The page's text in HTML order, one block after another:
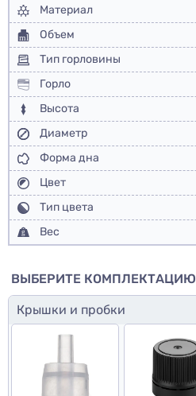
Материал
Объем
Тип горловины
Горло
Высота
Диаметр
Форма дна
Цвет
Тип цвета
Вес
ВЫБЕРИТЕ КОМПЛЕКТАЦИЮ
Крышки и пробки